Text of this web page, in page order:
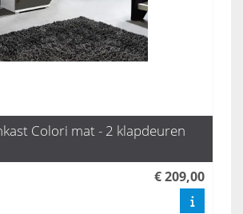
Colori mat - 2 klapdeuren
€ 209,00